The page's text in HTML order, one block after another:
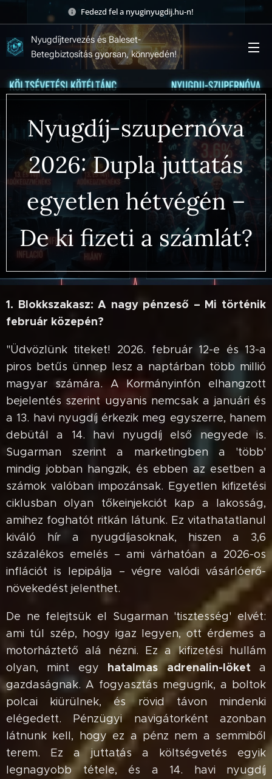
Fedezd fel a nyuginyugdij.hu-n! 🚀
Nyugdíjtervezés és Baleset-
Betegbiztosítás gyorsan, könnyedén!
Nyugdíj-szupernóva
2026: Dupla juttatás
egyetlen hétvégén –
De ki fizeti a számlát?
1. Blokkszakasz: A nagy pénzeső – Mi történik
február közepén?
"Üdvözlünk titeket! 2026. február 12-e és 13-a
piros betűs ünnep lesz a naptárban több millió
magyar számára. A Kormányinfón elhangzott
bejelentés szerint ugyanis nemcsak a januári és
a 13. havi nyugdíj érkezik meg egyszerre, hanem
debütál a 14. havi nyugdíj első negyede is.
Sugarman szerint a marketingben a 'több'
mindig jobban hangzik, és ebben az esetben a
számok valóban impozánsak. Egyetlen kifizetési
ciklusban olyan tőkeinjekciót kap a lakosság,
amihez foghatót ritkán látunk. Ez vitathatatlanul
kiváló hír a nyugdíjasoknak, hiszen a 3,6
százalékos emelés – ami várhatóan a 2026-os
inflációt is lepipálja – végre valódi vásárlóerő-
növekedést jelenthet.
De ne felejtsük el Sugarman 'tisztesség' elvét:
ami túl szép, hogy igaz legyen, ott érdemes a
motorháztető alá nézni. Ez a kifizetési hullám
olyan, mint egy hatalmas adrenalin-löketa
gazdaságnak. A fogyasztás megugrik, a boltok
polcai kiürülnek, és rövid távon mindenki
elégedett. Pénzügyi navigátorként azonban
látnunk kell, hogy ez a pénz nem a semmiből
terem. Ez a juttatás a költségvetés egyik
legnagyobb tétele, és a 14. havi nyugdíj